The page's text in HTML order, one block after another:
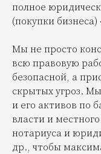
полное
(покупки
Мы не просто
всю правовую
безопасной, а
скрытых угроз.
и его активов по
власти и
нотариуса и
др., чтобы